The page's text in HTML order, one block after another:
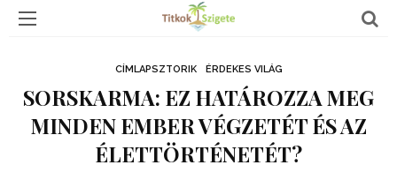
CÍMLAPSZTORIK ÉRDEKES VILÁG
SORSKARMA: EZ HATÁROZZA MEG
MINDEN EMBER VÉGZETÉT ÉS AZ
ÉLETTÖRTÉNETÉT?